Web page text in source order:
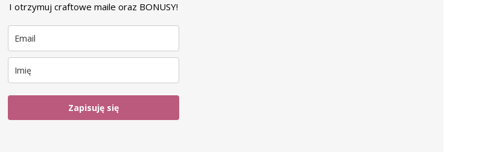
I otrzymuj craftowe maile oraz BONUSY!
Zapisuję się